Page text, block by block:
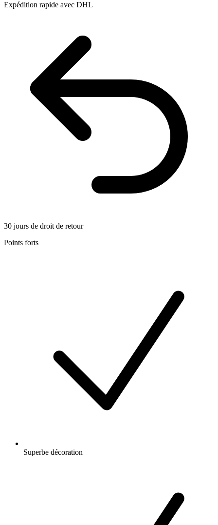
Expédition rapide avec DHL
30 jours de droit de retour
Points forts
Superbe décoration